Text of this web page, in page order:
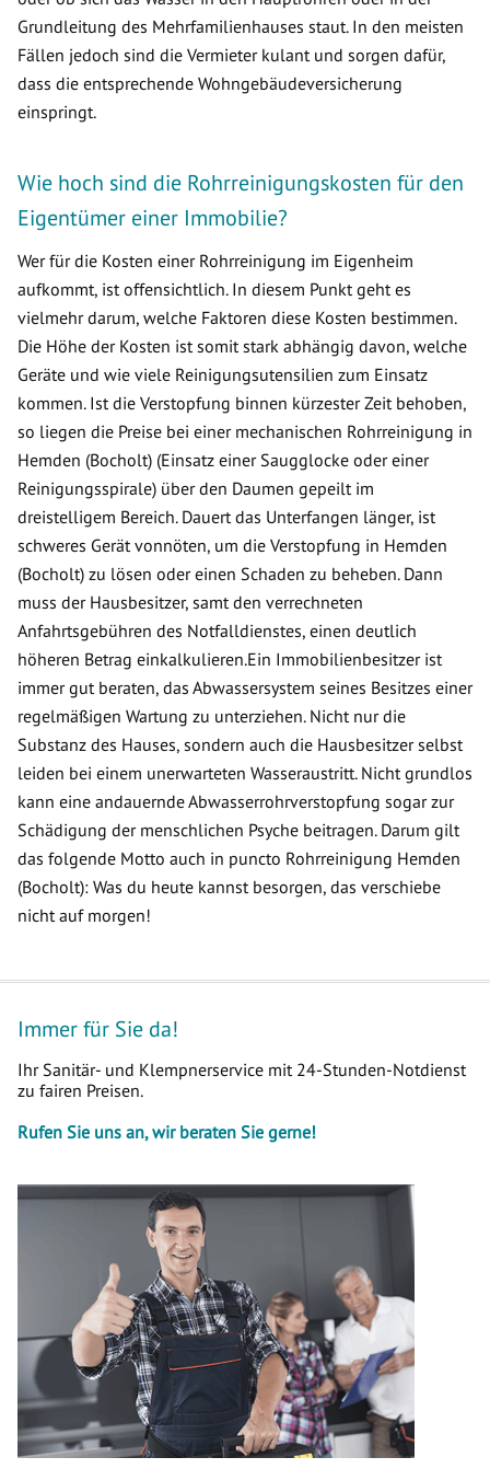
Grundleitung des Mehrfamilienhauses staut. In den meisten
Fällen jedoch sind die Vermieter kulant und sorgen dafür,
dass die entsprechende Wohngebäudeversicherung
einspringt.
Wie hoch sind die Rohrreinigungskosten für den
Eigentümer einer Immobilie?
Wer für die Kosten einer Rohrreinigung im Eigenheim
aufkommt, ist offensichtlich. In diesem Punkt geht es
vielmehr darum, welche Faktoren diese Kosten bestimmen.
Die Höhe der Kosten ist somit stark abhängig davon, welche
Geräte und wie viele Reinigungsutensilien zum Einsatz
kommen. Ist die Verstopfung binnen kürzester Zeit behoben,
so liegen die Preise bei einer mechanischen Rohrreinigung in
Hemden (Bocholt) (Einsatz einer Saugglocke oder einer
Reinigungsspirale) über den Daumen gepeilt im
dreistelligem Bereich. Dauert das Unterfangen länger, ist
schweres Gerät vonnöten, um die Verstopfung in Hemden
(Bocholt) zu lösen oder einen Schaden zu beheben. Dann
muss der Hausbesitzer, samt den verrechneten
Anfahrtsgebühren des Notfalldienstes, einen deutlich
höheren Betrag einkalkulieren.Ein Immobilienbesitzer ist
immer gut beraten, das Abwassersystem seines Besitzes einer
regelmäßigen Wartung zu unterziehen. Nicht nur die
Substanz des Hauses, sondern auch die Hausbesitzer selbst
leiden bei einem unerwarteten Wasseraustritt. Nicht grundlos
kann eine andauernde Abwasserrohrverstopfung sogar zur
Schädigung der menschlichen Psyche beitragen. Darum gilt
das folgende Motto auch in puncto Rohrreinigung Hemden
(Bocholt): Was du heute kannst besorgen, das verschiebe
nicht auf morgen!
Immer für Sie da!
Ihr Sanitär- und Klempnerservice mit 24-Stunden-Notdienst
zu fairen Preisen.
Rufen Sie uns an, wir beraten Sie gerne!